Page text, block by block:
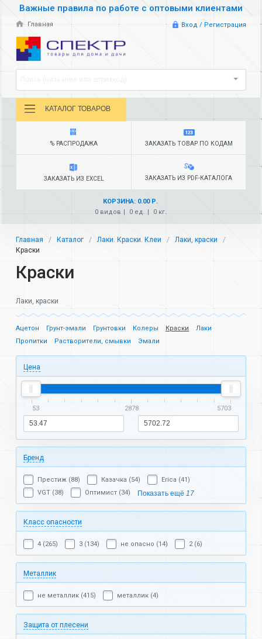
Важные правила по работе с оптовыми клиентами
Главная Вход / Регистрация
КАТАЛОГ ТОВАРОВ
% РАСПРОДАЖА ЗАКАЗАТЬ ТОВАР ПО КОДАМ
ЗАКАЗАТЬ ИЗ EXCEL ЗАКАЗАТЬ ИЗ PDF-КАТАЛОГА
КОРЗИНА: 0.00 Р.
0 видов
0 ед. 0 кг.
Главная Каталог Лаки. Краски. Клеи
Лаки, краски
Краски
Краски
Лаки, краски
Ацетон Грунт-эмали Грунтовки Колеры Краски
Лаки
Пропитки
Растворители, смывки Эмали
Цена
53 2878 5703
Бренд
Престиж (88) Казачка (54)
Erica (41)
VGT (38)
Оптимист (34) Показать ещё 17
Класс опасности
4 (265) 3 (134) не опасно (14) 2 (6)
Металлик
не металлик (415) металлик (4)
Защита от плесени